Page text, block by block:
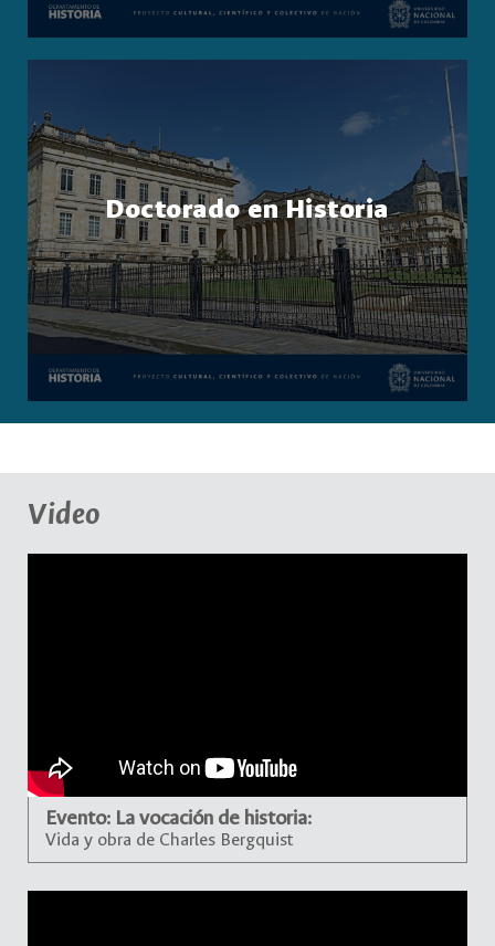
Doctorado en Historia
Video
Evento: La vocación de historia:
Vida y obra de Charles Bergquist